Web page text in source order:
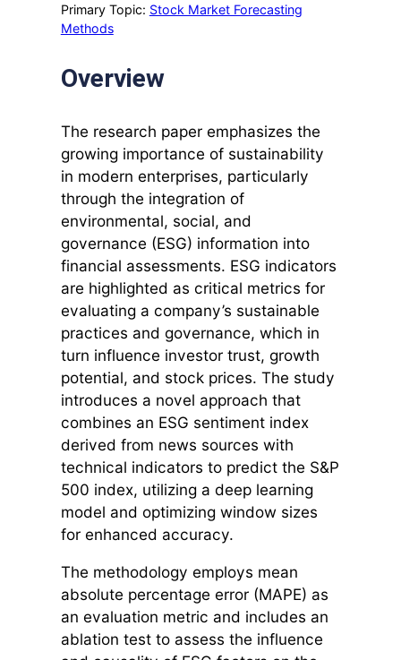
Primary Topic: Stock Market Forecasting
Methods
Overview
The research paper emphasizes the
growing importance of sustainability
in modern enterprises, particularly
through the integration of
environmental, social, and
governance (ESG) information into
financial assessments. ESG indicators
are highlighted as critical metrics for
evaluating a company’s sustainable
practices and governance, which in
turn influence investor trust, growth
potential, and stock prices. The study
introduces a novel approach that
combines an ESG sentiment index
derived from news sources with
technical indicators to predict the S&P
500 index, utilizing a deep learning
model and optimizing window sizes
for enhanced accuracy.
The methodology employs mean
absolute percentage error (MAPE) as
an evaluation metric and includes an
ablation test to assess the influence